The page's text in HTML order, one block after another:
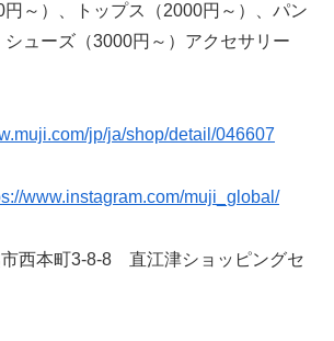
円～）、トップス（2000円～）、パン
ューズ（3000円～）アクセサリー
jp/ja/shop/detail/046607
www.instagram.com/muji_global/
西本町3-8-8 直江津ショッピングセ